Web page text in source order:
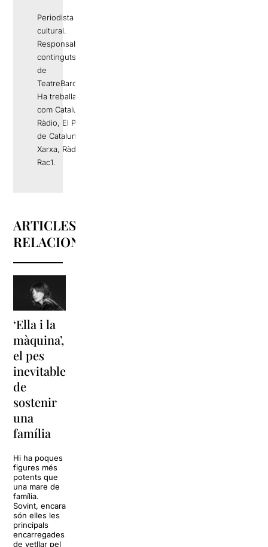
Periodista i gestor
cultural.
Responsable de
continguts editorials
de
TeatreBarcelona.com
Ha treballat a mitjans
com Catalunya
Ràdio, El Periódico
de Catalunya, La
Xarxa, Ràdio 4 o
Rac1.
ARTICLES
RELACIONATS
‘Ella i la
màquina’,
el pes
inevitable
de
sostenir
una
família
Hi ha poques
figures més
potents que
una mare de
família.
Sovint, encara
són elles les
principals
encarregades
de vetllar pel